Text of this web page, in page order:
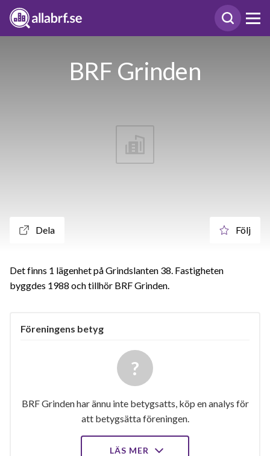
BRF Grinden
Dela Följ
Det finns 1 lägenhet på Grindslanten 38. Fastigheten
byggdes 1988 och tillhör BRF Grinden.
Föreningens betyg
BRF Grinden har ännu inte betygsatts, köp en analys för
att betygsätta föreningen.
LÄS MER